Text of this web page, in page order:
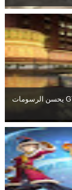
مود جديد تحصل عليه لعبة GTA San Andreas يحسن الرسومات